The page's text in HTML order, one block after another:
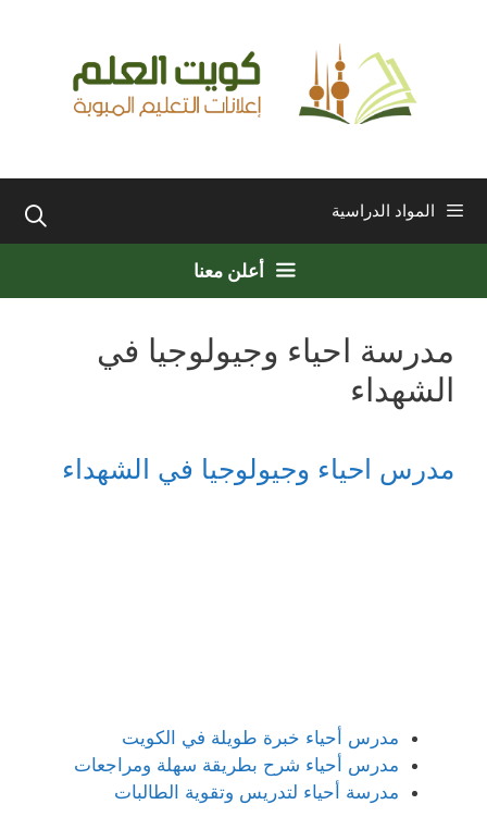
المواد الدراسية
أعلن معنا
مدرسة احياء وجيولوجيا في
الشهداء
مدرس احياء وجيولوجيا في الشهداء
مدرس أحياء خبرة طويلة في الكويت
مدرس أحياء شرح بطريقة سهلة ومراجعات
مدرسة أحياء لتدريس وتقوية الطالبات